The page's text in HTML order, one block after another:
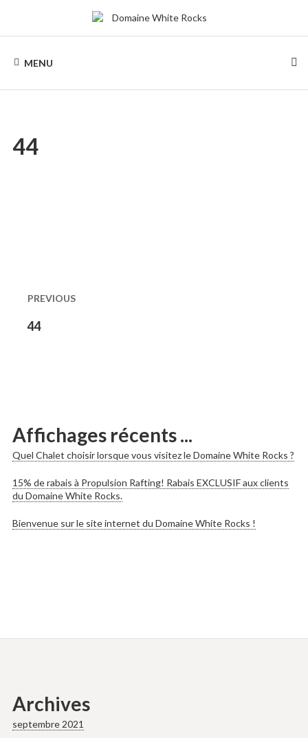
WHITE
ROCKS
de
Chalets
bois
MENU
44
dans
les
PREVIOUS
Previous
44
Affichages récents ...
Quel Chalet choisir lorsque vous visitez le Domaine White Rocks ?
15% de rabais à Propulsion Rafting! Rabais EXCLUSIF aux clients
du Domaine White Rocks.
Bienvenue sur le site internet du Domaine White Rocks !
Archives
septembre 2021